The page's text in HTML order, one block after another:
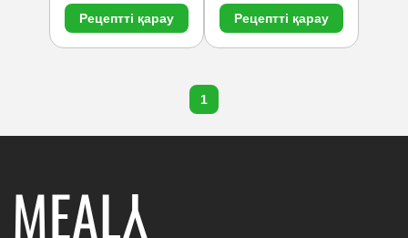
Рецептті қарау Рецептті қарау
1